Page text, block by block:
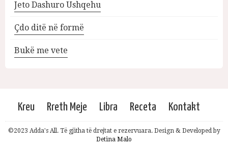
Jeto Dashuro Ushqehu
Çdo ditë në formë
Bukë me vete
Kreu Rreth Meje Libra Receta Kontakt
©2023 Adda's All. Të gjitha të drejtat e rezervuara. Design & Developed by
Detina Malo